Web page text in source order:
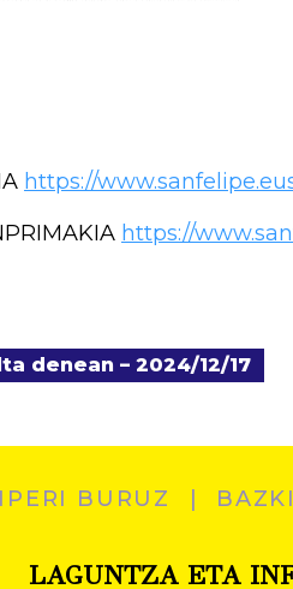
https://
https://
denean – 2024/12/17
BURUZ
LAGUNTZA ETA